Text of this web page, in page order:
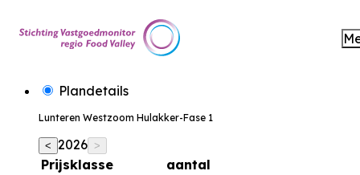
Plandetails
Lunteren Westzoom Hulakker-Fase 1
< 2026 >
Prijsklasse
aantal